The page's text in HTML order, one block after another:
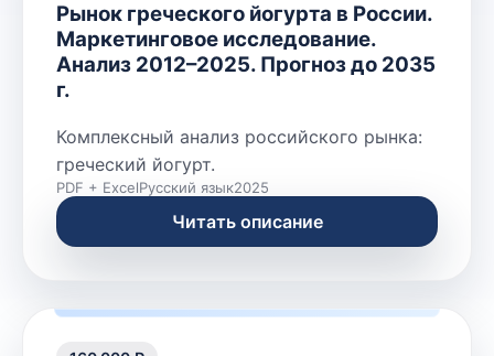
Рынок греческого йогурта в России.
Маркетинговое исследование.
Анализ 2012–2025. Прогноз до 2035
г.
Комплексный анализ российского рынка:
греческий йогурт.
PDF + ExcelРусский язык2025
Читать описание